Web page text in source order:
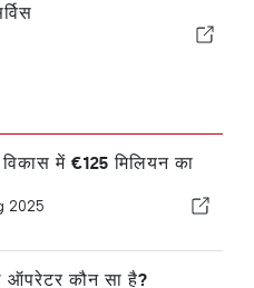
में €125 मिलियन का
2025
ऑपरेटर कौन सा है?